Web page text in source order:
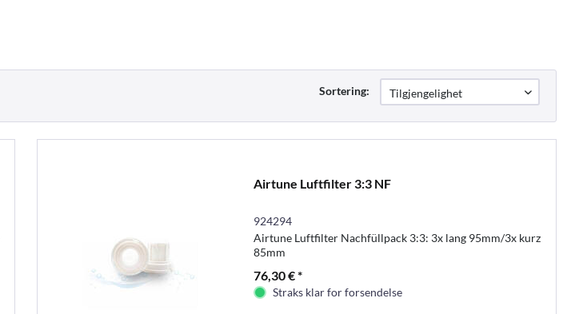
Sortering:
Airtune Luftfilter 3:3 NF
924294
Airtune Luftfilter Nachfüllpack 3:3: 3x lang 95mm/3x kurz
85mm
76,30 € *
Straks klar for forsendelse